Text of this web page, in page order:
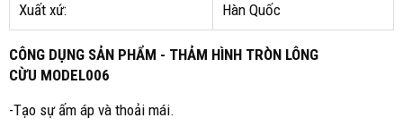
Xuất xứ: Hàn Quốc
CÔNG DỤNG SẢN PHẨM - THẢM HÌNH TRÒN LÔNG
CỪU MODEL006
-Tạo sự ấm áp và thoải mái.